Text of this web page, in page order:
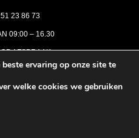
23 86 73
09:00 – 16.30
AFSPRAAK
ervaring op onze site te
welke cookies we gebruiken